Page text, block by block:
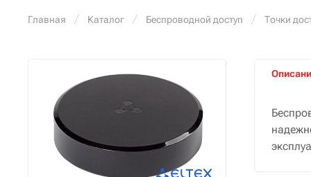
Главная Каталог Беспроводной доступ Точки